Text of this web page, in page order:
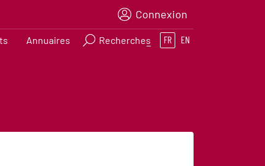
Connexion
Annuaires Recherches FR EN